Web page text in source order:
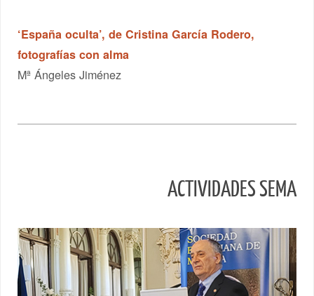
‘España oculta’, de Cristina García Rodero,
fotografías con alma
Mª Ángeles Jiménez
ACTIVIDADES SEMA